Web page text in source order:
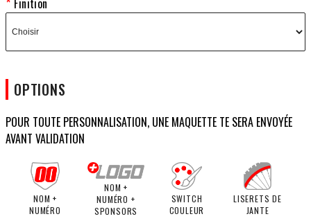
Finition
OPTIONS
POUR TOUTE PERSONNALISATION, UNE MAQUETTE TE SERA ENVOYÉE
AVANT VALIDATION
NOM +
NUMÉRO
NOM +
NUMÉRO +
SPONSORS
SWITCH
COULEUR
LISERETS DE
JANTE